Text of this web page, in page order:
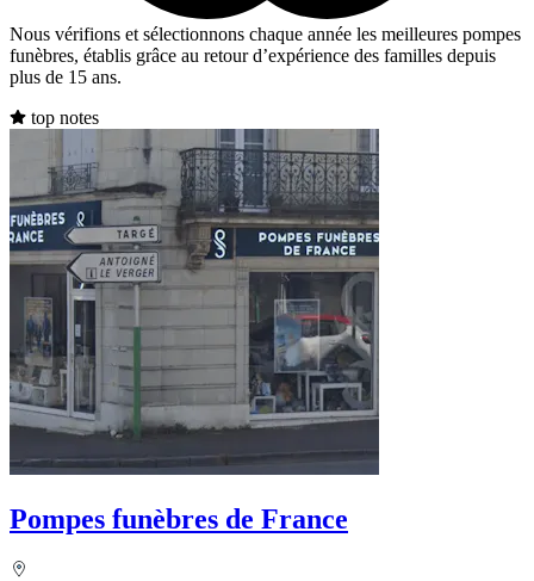
Nous vérifions et sélectionnons chaque année les meilleures pompes
funèbres, établis grâce au retour d’expérience des familles depuis
plus de 15 ans.
top notes
Pompes funèbres de France